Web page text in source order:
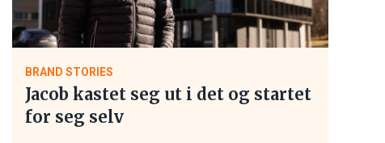
BRAND STORIES
Jacob kastet seg ut i det og startet
for seg selv